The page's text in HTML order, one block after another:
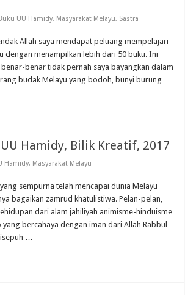
UU Hamidy, Masyarakat Melayu, Sastra
Allah saya mendapat peluang mempelajari
dengan menampilkan lebih dari 50 buku. Ini
benar tidak pernah saya bayangkan dalam
budak Melayu yang bodoh, bunyi burung …
Hamidy, Bilik Kreatif, 2017
Hamidy, Masyarakat Melayu
sempurna telah mencapai dunia Melayu
bagaikan zamrud khatulistiwa. Pelan-pelan,
dari alam jahiliyah animisme-hinduisme
bercahaya dengan iman dari Allah Rabbul
…